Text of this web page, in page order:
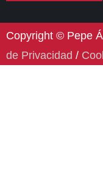
Copyright © Pepe
de Privacidad /